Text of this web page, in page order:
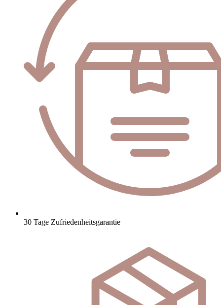
30 Tage Zufriedenheitsgarantie